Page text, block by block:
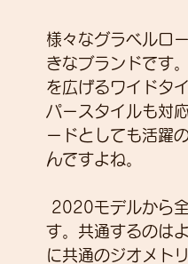
スキルアップ 試乗車
グループライド ウェ
様々なグラベルロ
きなブランドです
を広げるワイドタ
パースタイルも対
ードとしても活躍
んですよね。
す。共通するのは
に共通のジオメト